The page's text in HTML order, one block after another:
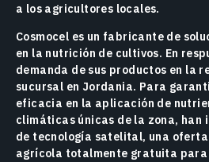
a los agricultores locales.
Cosmocel es un fabricante de
en la nutrición de cultivos. En
demanda de sus productos en la
sucursal en Jordania. Para
eficacia en la aplicación de
climáticas únicas de la zona, han
de tecnología satelital, una
agrícola totalmente gratuita para